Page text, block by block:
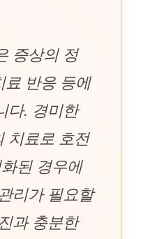
증상의 정
료 반응 등에
다. 경미한
치료로 호전
된 경우에
리가 필요할
과 충분한